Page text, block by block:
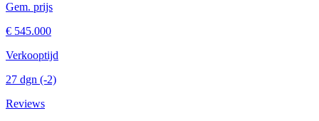
Gem. prijs
€ 545.000
Verkooptijd
27 dgn (-2)
Reviews